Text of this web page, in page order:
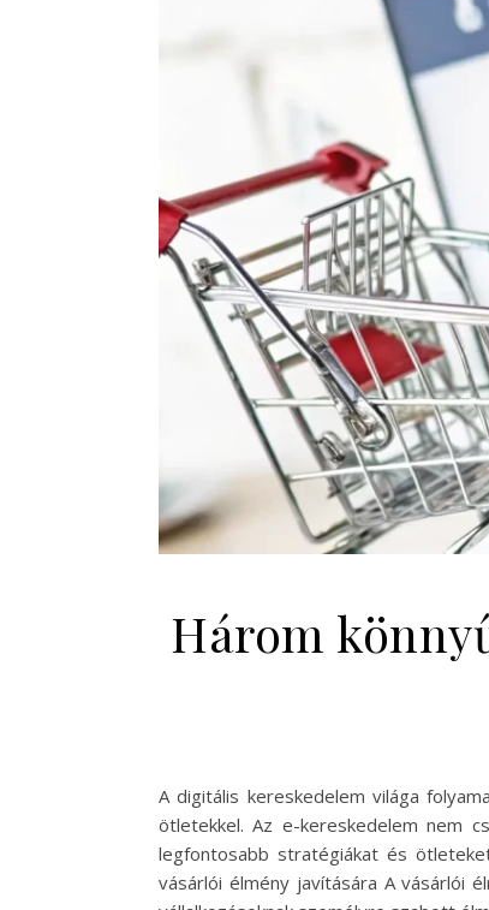
Három
A digitális kereskedelem világa
ötletekkel. Az e-kereskedelem nem
legfontosabb stratégiákat és
vásárlói élmény javítására A vásárlói